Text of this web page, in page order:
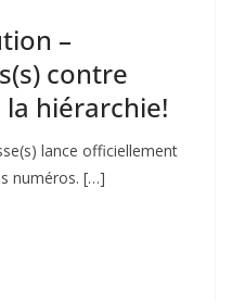
–
contre
hiérarchie!
lance officiellement
numéros. […]